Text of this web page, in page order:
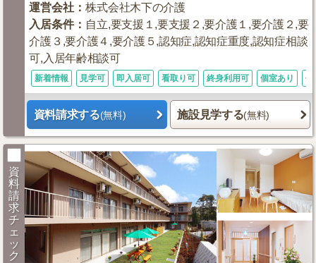
運営会社 ：株式会社木下の介護
入居条件： 自立,要支援１,要支援２,要介護１,要介護２,要
介護３,要介護４,要介護５,認知症,認知症重度,認知症相談
可,入居年齢相談可
新着情報 見学可 即入居可 看取り可 終身利用可 個室あり 体
資料請求する(無料) 施設見学する(無料)
資
料
請
求
チ
ェ
ッ
ク